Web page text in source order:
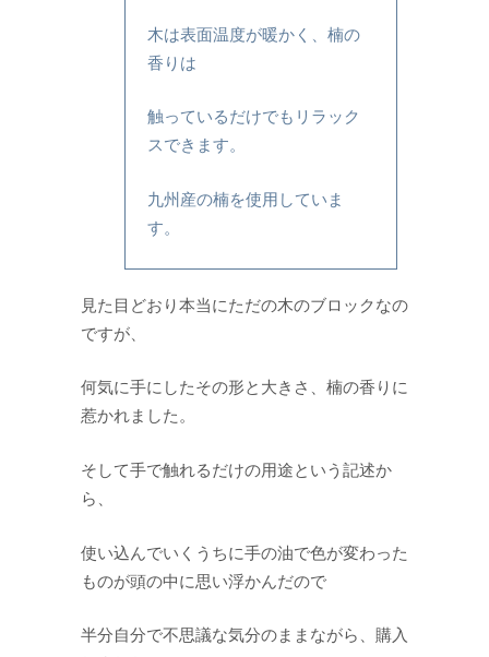
木は表面温度が暖かく、楠の
香りは
触っているだけでもリラック
スできます。
九州産の楠を使用していま
す。
見た目どおり本当にただの木のブロックなの
ですが、
何気に手にしたその形と大きさ、楠の香りに
惹かれました。
そして手で触れるだけの用途という記述か
ら、
使い込んでいくうちに手の油で色が変わった
ものが頭の中に思い浮かんだので
半分自分で不思議な気分のままながら、購入